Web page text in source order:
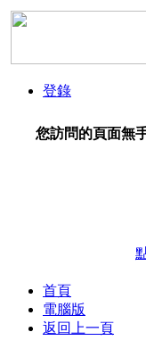
登錄
您訪問的頁面無
首頁
電腦版
返回上一頁